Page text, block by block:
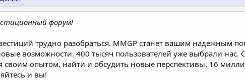
форум!
трудно разобраться. MMGP станет вашим надежным
возможности. 400 тысяч пользователей уже выбрали
своим опытом, найти и обсудить новые перспективы. 16
и вы!